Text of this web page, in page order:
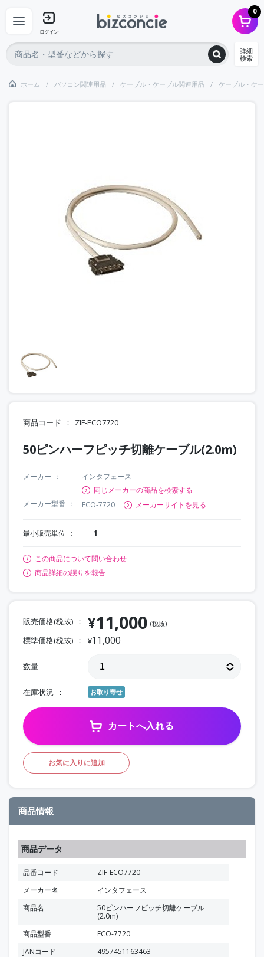
ログイン
0
詳細
検索
ホーム パソコン関連用品 ケーブル・ケーブル関連用品 ケーブル・ケ
商品コード ZIF-ECO7720
50ピンハーフピッチ切離ケーブル(2.0m)
メーカー
インタフェース
同じメーカーの商品を検索する
メーカー型番
ECO-7720 メーカーサイトを見る
最小販売単位 1
この商品について問い合わせ
商品詳細の誤りを報告
販売価格(税抜) ¥11,000 (税抜)
標準価格(税抜) ¥11,000
数量
在庫状況 お取り寄せ
カートへ入れる
お気に入りに追加
商品情報
商品データ
品番コード
ZIF-ECO7720
メーカー名
インタフェース
商品名
50ピンハーフピッチ切離ケーブル
(2.0m)
商品型番
ECO-7720
JANコード
4957451163463